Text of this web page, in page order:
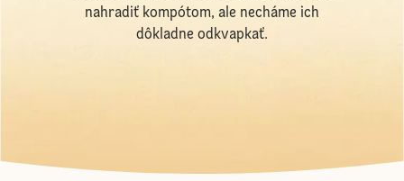
nahradiť kompótom, ale necháme ich
dôkladne odkvapkať.